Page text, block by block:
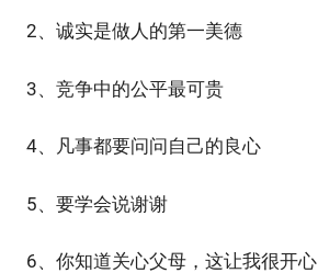
2、诚实是做人的第一美德
3、竞争中的公平最可贵
4、凡事都要问问自己的良心
5、要学会说谢谢
6、你知道关心父母，这让我很开心